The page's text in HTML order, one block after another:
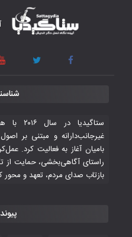
کار
گروه
اسلامی
تاریخی
جوانان
فینال
۲۸ October ۲۰۲۵
با
غیرجانب‌دارانه و مبتنی بر
بامیان آغاز به فعالیت کرد.
راستای آگاهی‌بخشی، حمایت از
بازتاب صدای مردم، تعهد و